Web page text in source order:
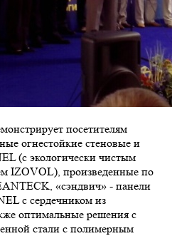
посетителям
огнестойкие стеновые и
(с экологически чистым
IZOVOL), произведенные по
«сэндвич» - панели
с сердечником из
оптимальные решения с
стали с полимерным